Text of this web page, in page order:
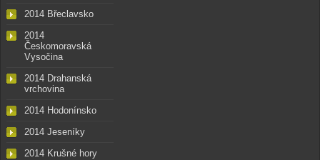
2014 Břeclavsko
2014
Českomoravská
Vysočina
2014 Drahanská
vrchovina
2014 Hodonínsko
2014 Jeseníky
2014 Krušné hory